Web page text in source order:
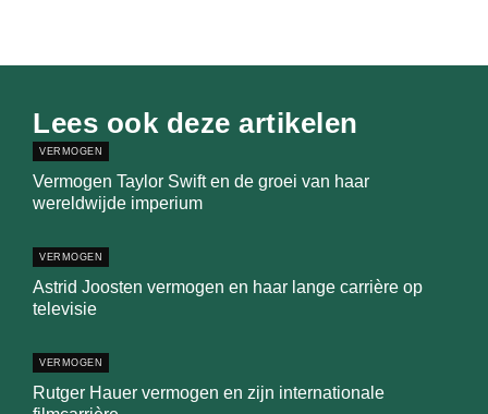
Lees ook deze artikelen
VERMOGEN
Vermogen Taylor Swift en de groei van haar
wereldwijde imperium
VERMOGEN
Astrid Joosten vermogen en haar lange carrière op
televisie
VERMOGEN
Rutger Hauer vermogen en zijn internationale